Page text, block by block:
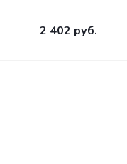
2 402 руб.